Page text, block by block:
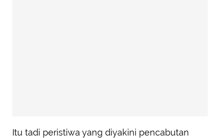
Itu tadi peristiwa yang diyakini pencabutan